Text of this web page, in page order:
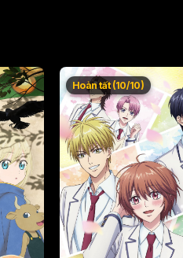
Hoàn tất (10/10)